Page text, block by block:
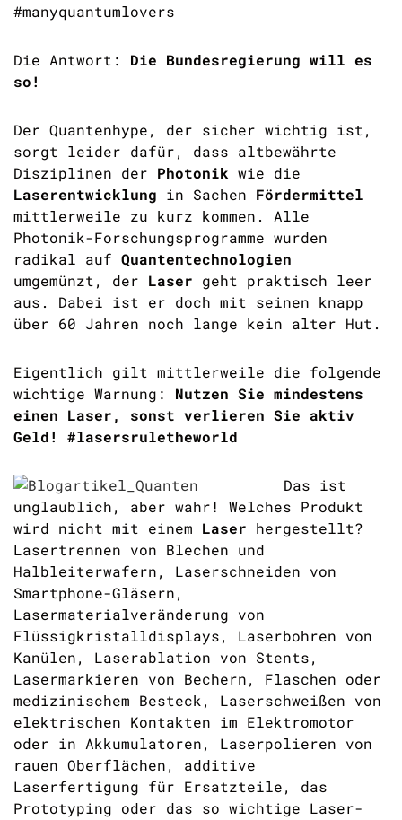
#manyquantumlovers
Die Antwort: Die Bundesregierung will es
so!
Der Quantenhype, der sicher wichtig ist,
sorgt leider dafür, dass altbewährte
Disziplinen der Photonik wie die
Laserentwicklung in Sachen Fördermittel
mittlerweile zu kurz kommen. Alle
Photonik-Forschungsprogramme wurden
radikal auf Quantentechnologien
umgemünzt, der Laser geht praktisch leer
aus. Dabei ist er doch mit seinen knapp
über 60 Jahren noch lange kein alter Hut.
Eigentlich gilt mittlerweile die folgende
wichtige Warnung: Nutzen Sie mindestens
einen Laser, sonst verlieren Sie aktiv
Geld! #lasersruletheworld
Das ist
unglaublich, aber wahr! Welches Produkt
wird nicht mit einem Laser hergestellt?
Lasertrennen von Blechen und
Halbleiterwafern, Laserschneiden von
Smartphone-Gläsern,
Lasermaterialveränderung von
Flüssigkristalldisplays, Laserbohren von
Kanülen, Laserablation von Stents,
Lasermarkieren von Bechern, Flaschen oder
medizinischem Besteck, Laserschweißen von
elektrischen Kontakten im Elektromotor
oder in Akkumulatoren, Laserpolieren von
rauen Oberflächen, additive
Laserfertigung für Ersatzteile, das
Prototyping oder das so wichtige Laser-